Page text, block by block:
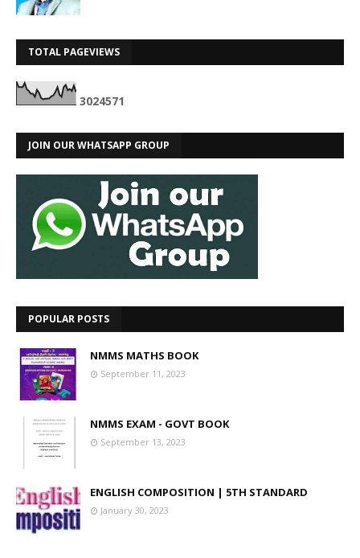
TOTAL PAGEVIEWS
3024571
JOIN OUR WHATSAPP GROUP
POPULAR POSTS
NMMS MATHS BOOK
September 11, 2023
NMMS EXAM - GOVT BOOK
September 13, 2023
ENGLISH COMPOSITION | 5TH STANDARD
January 30, 2023